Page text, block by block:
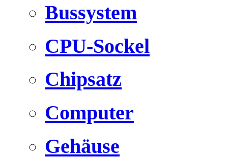
Bussystem
CPU-Sockel
Chipsatz
Computer
Gehäuse